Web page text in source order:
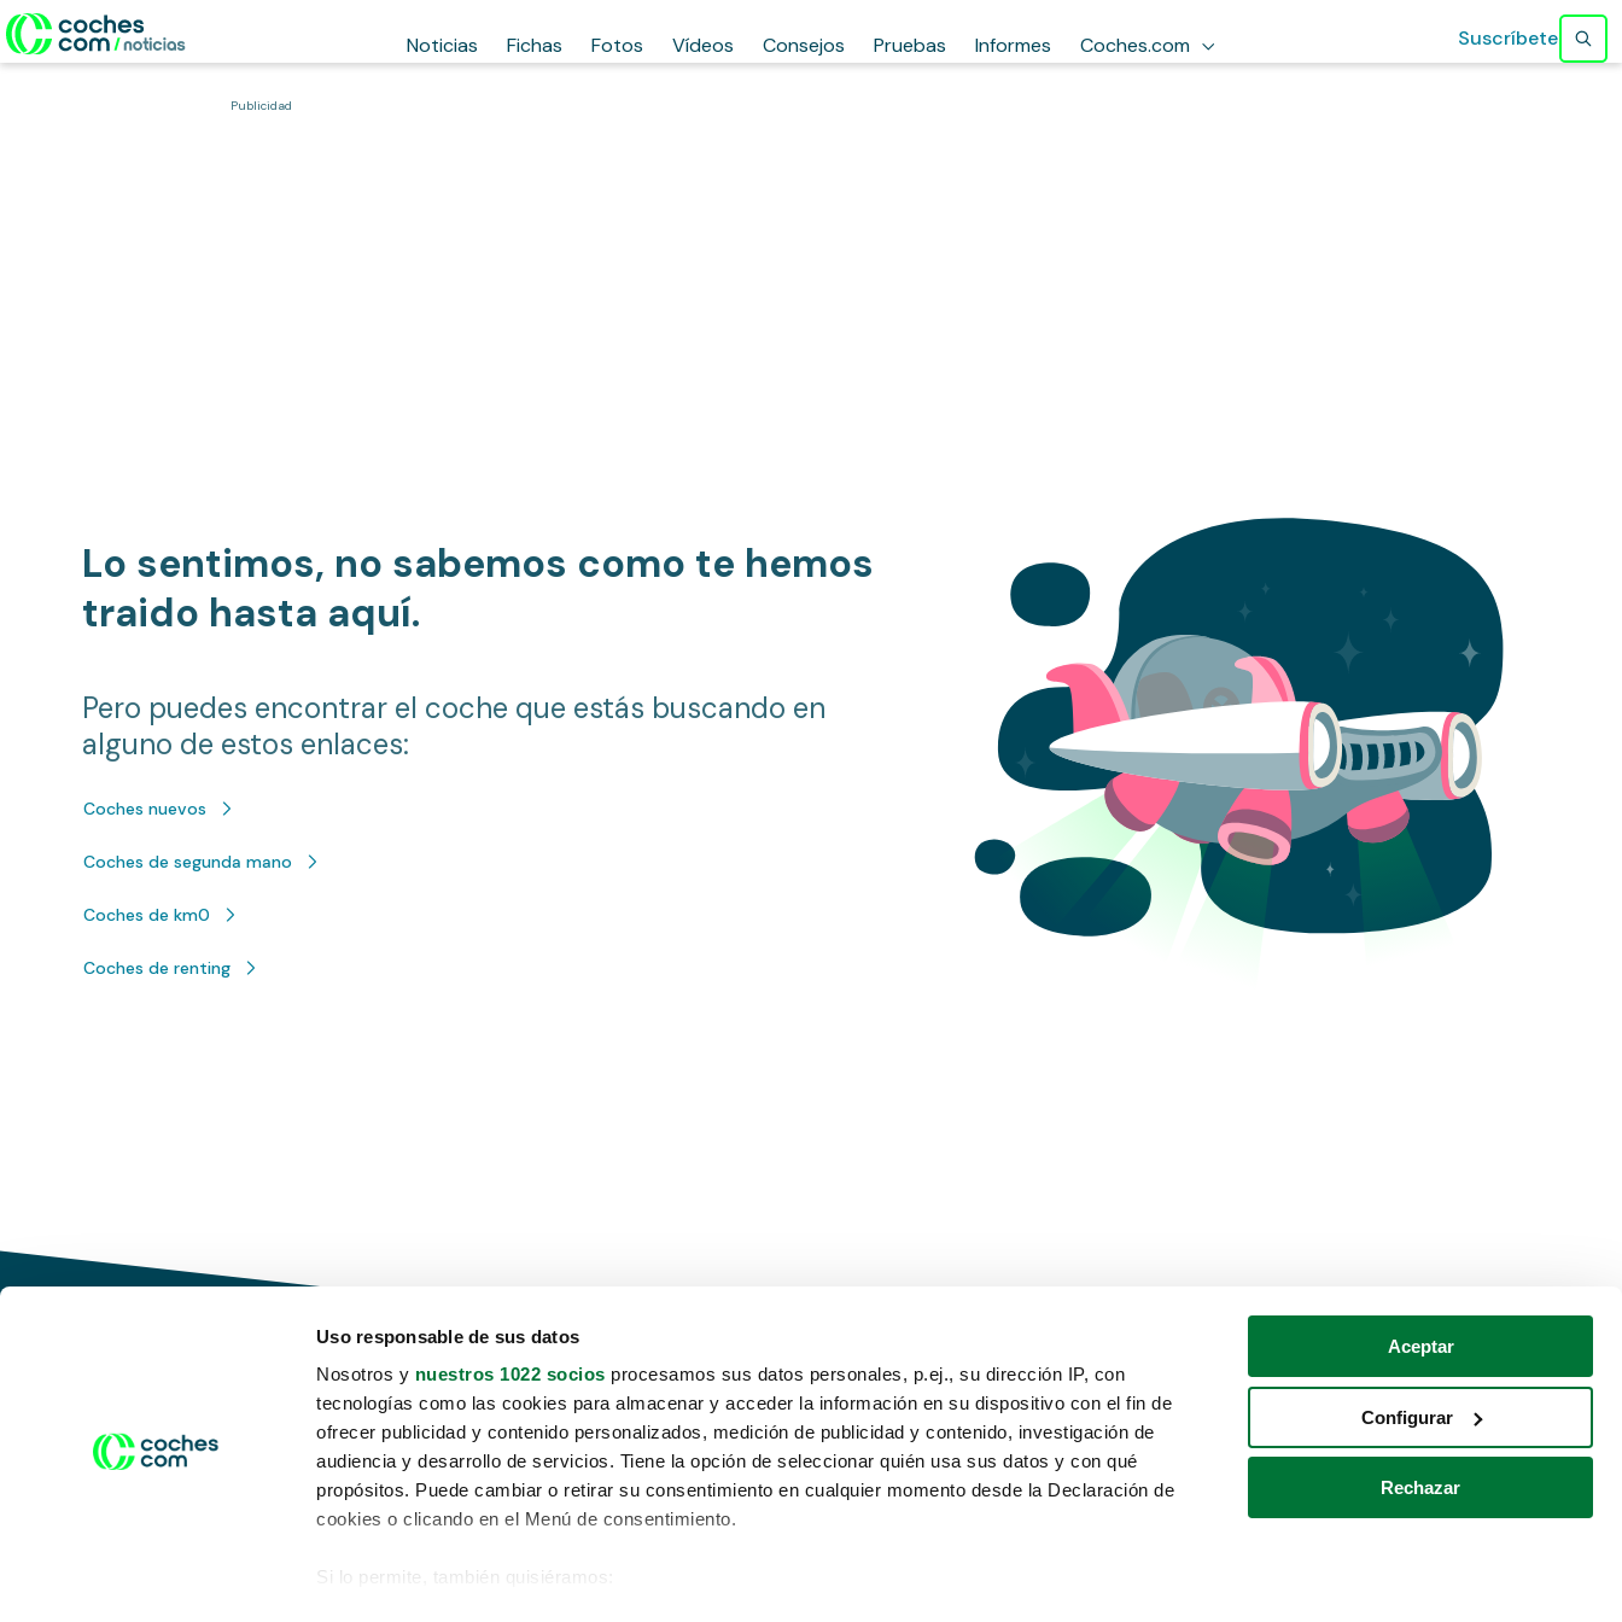
Uso responsable de sus datos
Nosotros y nuestros 1022 socios procesamos sus datos personales, p.ej., su dirección IP, con
tecnologías como las cookies para almacenar y acceder la información en su dispositivo con el fin de
ofrecer publicidad y contenido personalizados, medición de publicidad y contenido, investigación de
audiencia y desarrollo de servicios. Tiene la opción de seleccionar quién usa sus datos y con qué
propósitos. Puede cambiar o retirar su consentimiento en cualquier momento desde la Declaración de
cookies o clicando en el Menú de consentimiento.
Si lo permite, también quisiéramos:
Aceptar
Configurar
Rechazar
Noticias Fichas Fotos Vídeos Consejos Pruebas Informes Coches.com Suscríbete
Publicidad
Lo sentimos, no sabemos como te hemos
traido hasta aquí.
Pero puedes encontrar el coche que estás buscando en
alguno de estos enlaces:
Coches nuevos
Coches de segunda mano
Coches de km0
Coches de renting
Conduce tu futuro,
desata tu movilidad